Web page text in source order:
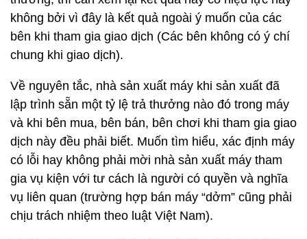
không bởi vì đây là kết quả ngoài ý muốn của các
bên khi tham gia giao dịch (Các bên không có ý chí
chung khi giao dịch).
Về nguyên tắc, nhà sản xuất máy khi sản xuất đã
lập trình sẵn một tỷ lệ trả thưởng nào đó trong máy
và khi bên mua, bên bán, bên chơi khi tham gia giao
dịch này đều phải biết. Muốn tìm hiểu, xác định máy
có lỗi hay không phải mời nhà sản xuất máy tham
gia vụ kiện với tư cách là người có quyền và nghĩa
vụ liên quan (trường hợp bán máy “dởm” cũng phải
chịu trách nhiệm theo luật Việt Nam).